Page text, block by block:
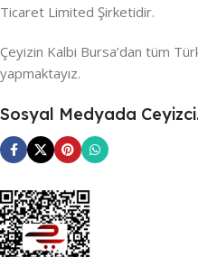
Ticaret Limited Şirketidir.
Çeyizin Kalbi Bursa’dan tüm
yapmaktayız.
Sosyal Medyada